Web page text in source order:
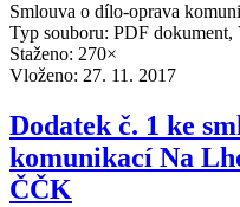
Smlouva o dílo-oprava
Typ souboru: PDF
Staženo: 270×
Vloženo: 27. 11. 2017
Dodatek č. 1 ke
komunikací Na
ČČK